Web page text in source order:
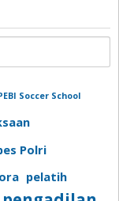
Soccer School
Polri
pelatih